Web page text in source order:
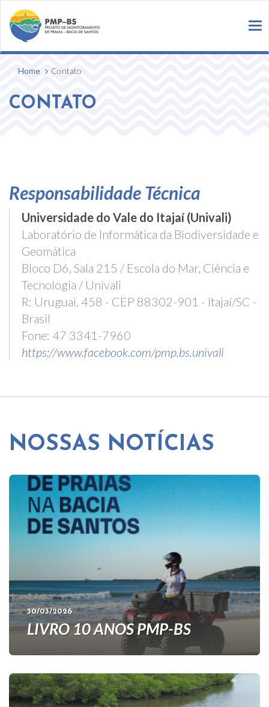
Home Contato
CONTATO
Responsabilidade Técnica
Universidade do Vale do Itajaí (Univali)
Laboratório de Informática da Biodiversidade e
Geomática
Bloco D6, Sala 215 / Escola do Mar, Ciência e
Tecnologia / Univali
R: Uruguai, 458 - CEP 88302-901 - Itajaí/SC -
Brasil
Fone: 47 3341-7960
https://www.facebook.com/pmp.bs.univali
NOSSAS NOTÍCIAS
30/03/2026
LIVRO 10 ANOS PMP-BS